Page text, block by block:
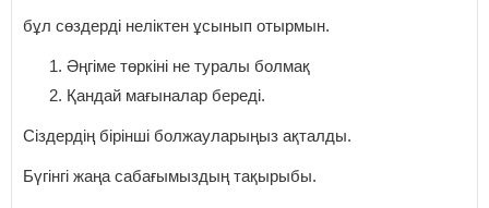
бұл сөздерді неліктен ұсынып отырмын.
Әңгіме төркіні не туралы болмақ
Қандай мағыналар береді.
Сіздердің бірінші болжауларыңыз ақталды.
Бүгінгі жаңа сабағымыздың тақырыбы.